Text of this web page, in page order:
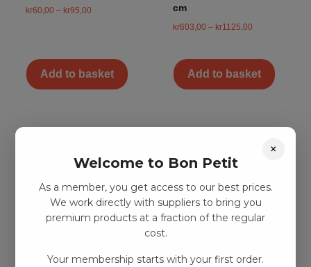
kr60,00 – kr95,00
Add to basket
cm
kr603,00 – kr1125,00
Add to basket
×
Welcome to Bon Petit
As a member, you get access to our best prices.
We work directly with suppliers to bring you
premium products at a fraction of the regular
cost.
Your membership starts with your first order.